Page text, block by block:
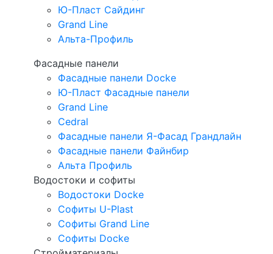
Ю-Пласт Сайдинг
Grand Line
Альта-Профиль
Фасадные панели
Фасадные панели Docke
Ю-Пласт Фасадные панели
Grand Line
Cedral
Фасадные панели Я-Фасад Грандлайн
Фасадные панели Файнбир
Альта Профиль
Водостоки и софиты
Водостоки Docke
Софиты U-Plast
Софиты Grand Line
Софиты Docke